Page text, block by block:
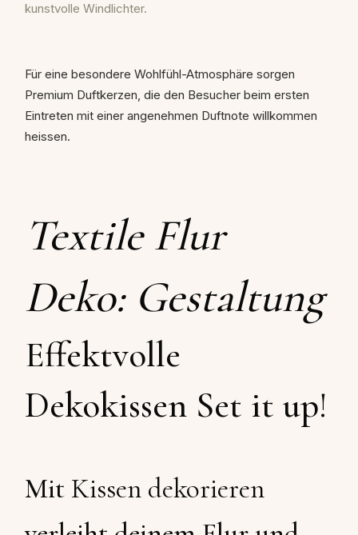
kunstvolle Windlichter.
Für eine besondere Wohlfühl-Atmosphäre sorgen
Premium Duftkerzen, die den Besucher beim ersten
Eintreten mit einer angenehmen Duftnote willkommen
heissen.
Textile Flur
Deko: Gestaltung
Effektvolle
Dekokissen Set it up!
Mit Kissen dekorieren